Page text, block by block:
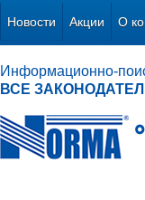
Новости Акции О
Информационно-
ВСЕ